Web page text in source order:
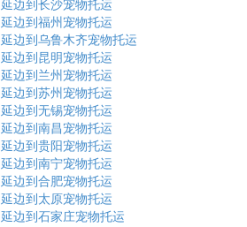
延边到长沙宠物托运
延边到福州宠物托运
延边到乌鲁木齐宠物托运
延边到昆明宠物托运
延边到兰州宠物托运
延边到苏州宠物托运
延边到无锡宠物托运
延边到南昌宠物托运
延边到贵阳宠物托运
延边到南宁宠物托运
延边到合肥宠物托运
延边到太原宠物托运
延边到石家庄宠物托运